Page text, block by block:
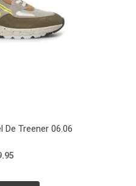
De Treener 06.06